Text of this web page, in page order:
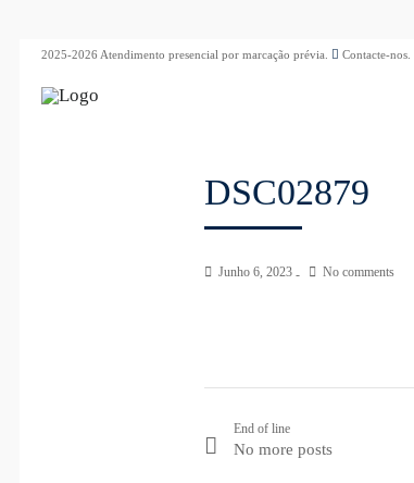
2025-2026 Atendimento presencial por marcação prévia. Contacte-nos.
DSC02879
Junho 6, 2023 No comments
End of line
No more posts